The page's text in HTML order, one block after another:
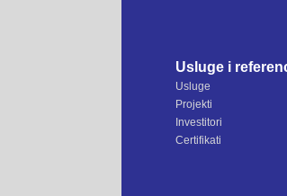
Usluge i
Usluge
Projekti
Investitori
Certifikati